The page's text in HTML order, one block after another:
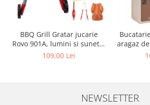
BBQ Grill Gratar jucarie
Rovo 901A, lumini si sunete,
22 piese
109,00 Lei
aragaz
cu
multiple
NEWSLETTER